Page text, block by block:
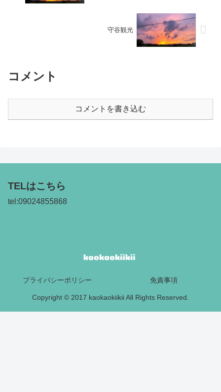
守谷観光
コメント
コメントを書き込む
TELはこちら
tel:09024855868
プライバシーポリシー 免責事項
Copyright © 2017 kaokaokiikii All Rights Reserved.